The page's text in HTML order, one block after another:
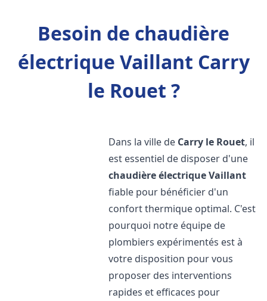
Besoin de chaudière
électrique Vaillant Carry
le Rouet ?
Dans la ville de Carry le Rouet, il
est essentiel de disposer d'une
chaudière électrique Vaillant
fiable pour bénéficier d'un
confort thermique optimal. C'est
pourquoi notre équipe de
plombiers expérimentés est à
votre disposition pour vous
proposer des interventions
rapides et efficaces pour